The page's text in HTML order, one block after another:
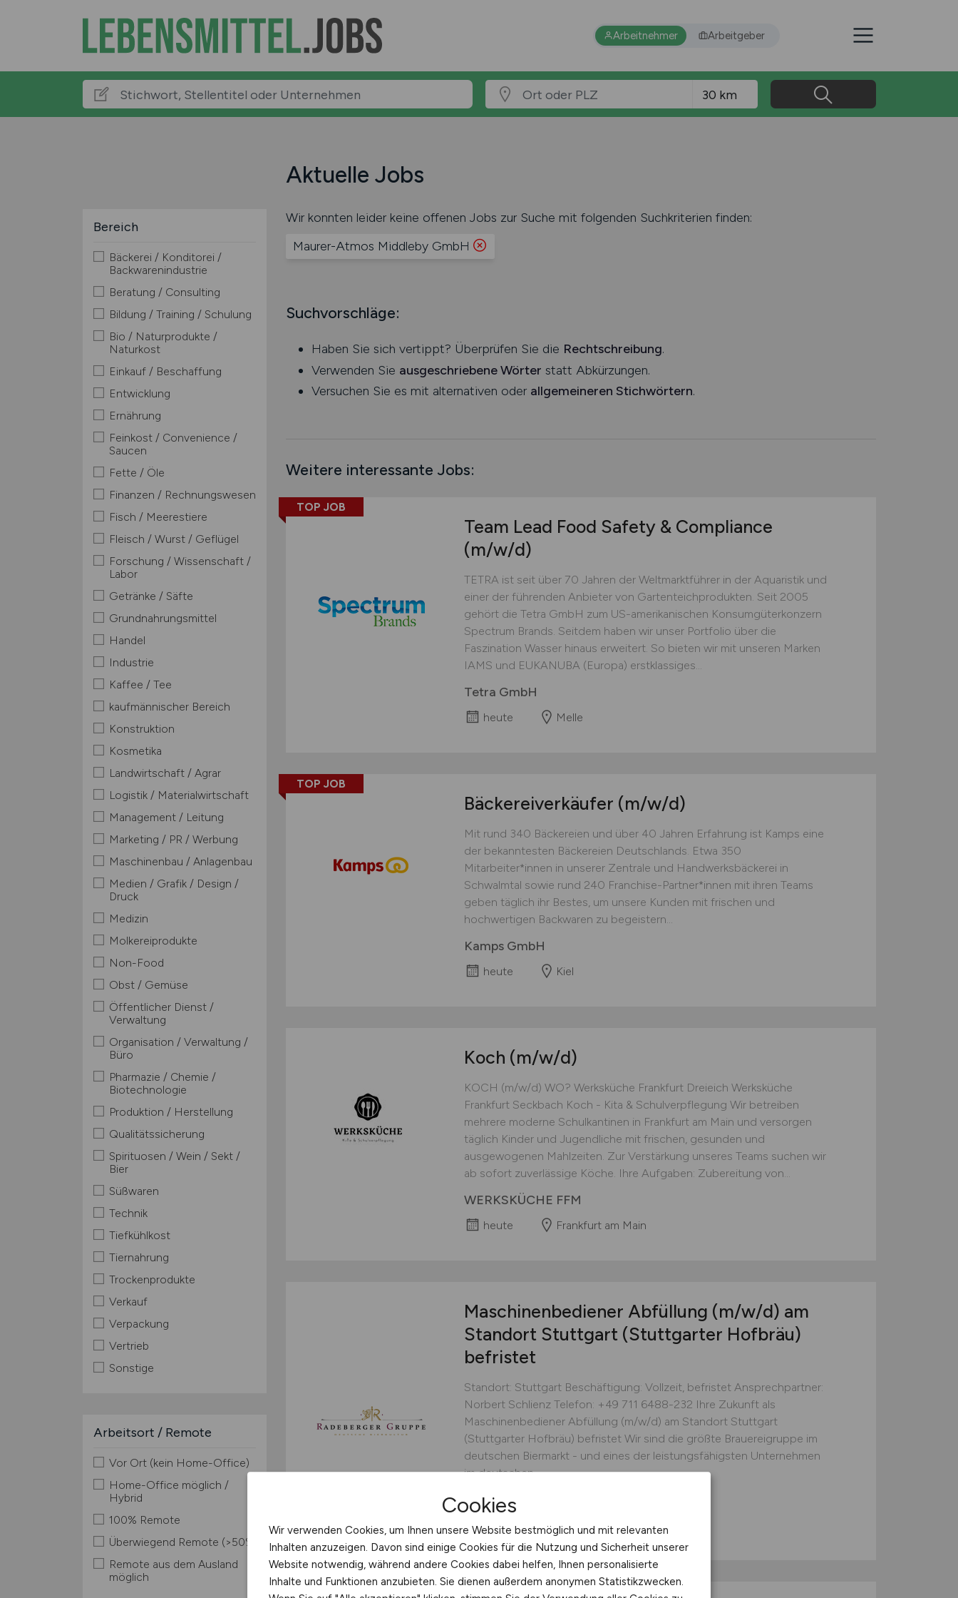
Arbeitnehmer Arbeitgeber
Aktuelle Jobs
Bereich
Bäckerei / Konditorei /
Backwarenindustrie
Beratung / Consulting
Bildung / Training / Schulung
Bio / Naturprodukte /
Naturkost
Einkauf / Beschaffung
Entwicklung
Ernährung
Feinkost / Convenience /
Saucen
Fette / Öle
Finanzen / Rechnungswesen
Fisch / Meerestiere
Fleisch / Wurst / Geflügel
Forschung / Wissenschaft /
Labor
Getränke / Säfte
Grundnahrungsmittel
Handel
Industrie
Kaffee / Tee
kaufmännischer Bereich
Konstruktion
Kosmetika
Landwirtschaft / Agrar
Logistik / Materialwirtschaft
Management / Leitung
Marketing / PR / Werbung
Maschinenbau / Anlagenbau
Medien / Grafik / Design /
Druck
Medizin
Molkereiprodukte
Non-Food
Obst / Gemüse
Öffentlicher Dienst /
Verwaltung
Organisation / Verwaltung /
Büro
Pharmazie / Chemie /
Biotechnologie
Produktion / Herstellung
Qualitätssicherung
Spirituosen / Wein / Sekt /
Bier
Süßwaren
Technik
Tiefkühlkost
Tiernahrung
Trockenprodukte
Verkauf
Verpackung
Vertrieb
Sonstige
Arbeitsort / Remote
Vor Ort (kein Home-Office)
Home-Office möglich /
Hybrid
100% Remote
Überwiegend Remote (>50%)
Remote aus dem Ausland
möglich
Wir konnten leider keine offenen Jobs zur Suche mit folgenden Suchkriterien finden:
Maurer-Atmos Middleby GmbH
Suchvorschläge:
Haben Sie sich vertippt? Überprüfen Sie die Rechtschreibung.
Verwenden Sie ausgeschriebene Wörter statt Abkürzungen.
Versuchen Sie es mit alternativen oder allgemeineren Stichwörtern.
Weitere interessante Jobs:
TOP JOB
Team Lead Food Safety & Compliance
(m/w/d)
TETRA ist seit über 70 Jahren der Weltmarktführer in der Aquaristik und
einer der führenden Anbieter von Gartenteichprodukten. Seit 2005
gehört die Tetra GmbH zum US-amerikanischen Konsumgüterkonzern
Spectrum Brands. Seitdem haben wir unser Portfolio über die
Faszination Wasser hinaus erweitert. So bieten wir mit unseren Marken
IAMS und EUKANUBA (Europa) erstklassiges...
Tetra GmbH
heute Melle
TOP JOB
Bäckereiverkäufer (m/w/d)
Mit rund 340 Bäckereien und über 40 Jahren Erfahrung ist Kamps eine
der bekanntesten Bäckereien Deutschlands. Etwa 350
Mitarbeiter*innen in unserer Zentrale und Handwerksbäckerei in
Schwalmtal sowie rund 240 Franchise-Partner*innen mit ihren Teams
geben täglich ihr Bestes, um unsere Kunden mit frischen und
hochwertigen Backwaren zu begeistern...
Kamps GmbH
heute Kiel
Koch (m/w/d)
KOCH (m/w/d) WO? Werksküche Frankfurt Dreieich Werksküche
Frankfurt Seckbach Koch - Kita & Schulverpflegung Wir betreiben
mehrere moderne Schulkantinen in Frankfurt am Main und versorgen
täglich Kinder und Jugendliche mit frischen, gesunden und
ausgewogenen Mahlzeiten. Zur Verstärkung unseres Teams suchen wir
ab sofort zuverlässige Köche. Ihre Aufgaben: Zubereitung von...
WERKSKÜCHE FFM
heute Frankfurt am Main
Maschinenbediener Abfüllung (m/w/d) am
Standort Stuttgart (Stuttgarter Hofbräu)
befristet
Standort: Stuttgart Beschäftigung: Vollzeit, befristet Ansprechpartner:
Norbert Schlienz Telefon: +49 711 6488-232 Ihre Zukunft als
Maschinenbediener Abfüllung (m/w/d) am Standort Stuttgart
(Stuttgarter Hofbräu) befristet Wir sind die größte Brauereigruppe im
deutschen Biermarkt - und eines der leistungsfähigsten Unternehmen
im deutschen...
Radeberger Gruppe KG
heute Stuttgart
Cookies
Wir verwenden Cookies, um Ihnen unsere Website bestmöglich und mit relevanten
Inhalten anzuzeigen. Davon sind einige Cookies für die Nutzung und Sicherheit unserer
Website notwendig, während andere Cookies dabei helfen, Ihnen personalisierte
Inhalte und Funktionen anzubieten. Sie dienen außerdem anonymen Statistikzwecken.